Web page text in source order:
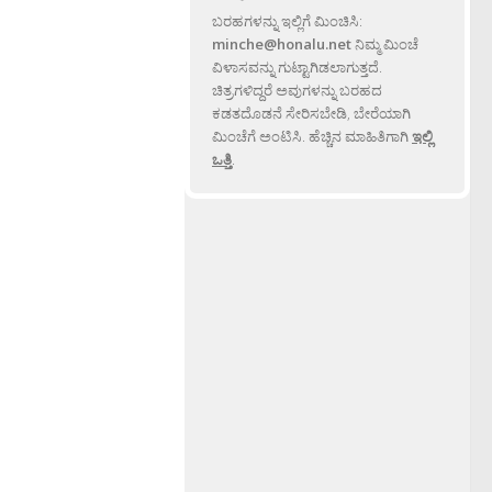
ಬರಹಗಳನ್ನು ಇಲ್ಲಿಗೆ ಮಿಂಚಿಸಿ:
minche@honalu.netನಿಮ್ಮ ಮಿಂಚೆ
ವಿಳಾಸವನ್ನು ಗುಟ್ಟಾಗಿಡಲಾಗುತ್ತದೆ.
ಚಿತ್ರಗಳಿದ್ದರೆ ಅವುಗಳನ್ನು ಬರಹದ
ಕಡತದೊಡನೆ ಸೇರಿಸಬೇಡಿ, ಬೇರೆಯಾಗಿ
ಮಿಂಚೆಗೆ ಅಂಟಿಸಿ. ಹೆಚ್ಚಿನ ಮಾಹಿತಿಗಾಗಿಇಲ್ಲಿ
ಒತ್ತಿ.